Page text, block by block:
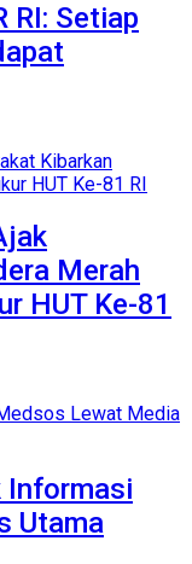
RI: Setiap
Merah
HUT Ke-81
Informasi
Utama